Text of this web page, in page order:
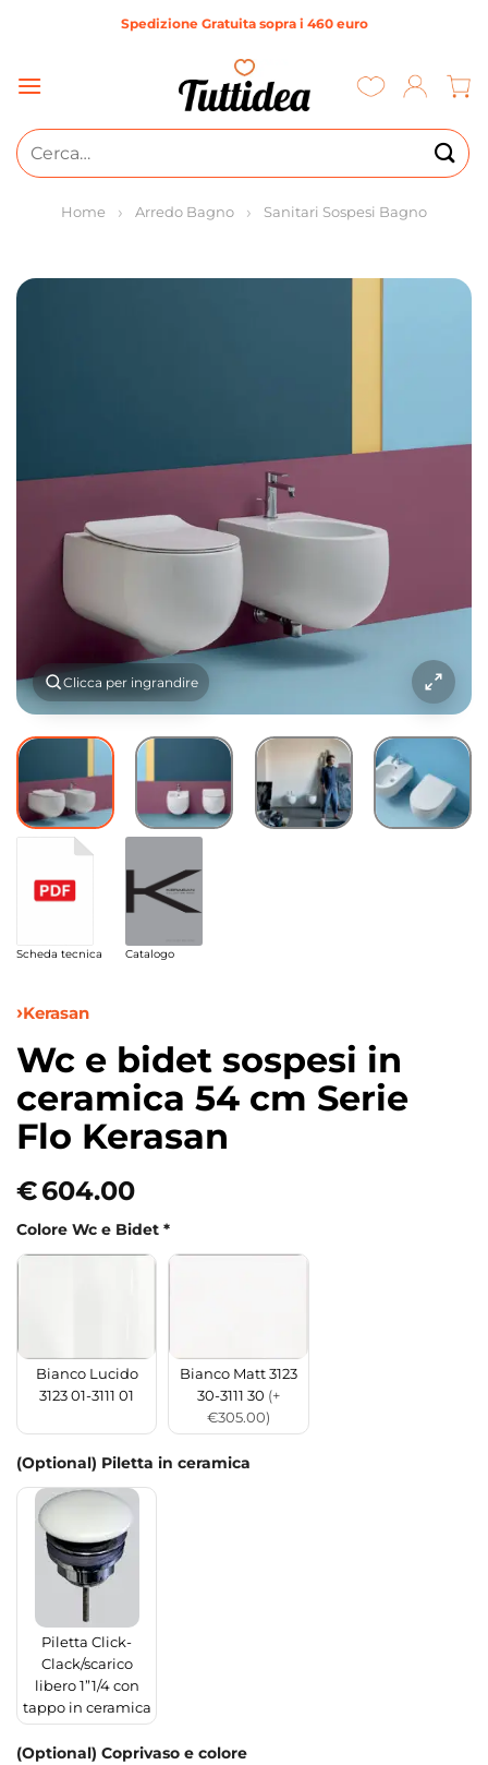
Spedizione Gratuita sopra i 460 euro
Cerca:
Home Arredo Bagno Sanitari Sospesi Bagno
Clicca per ingrandire
Scheda tecnica Catalogo
Kerasan
Wc e bidet sospesi in
ceramica 54 cm Serie
Flo Kerasan
€604.00
Colore Wc e Bidet *
Bianco Lucido
3123 01-3111 01
Bianco Matt 3123
30-3111 30 (+
€305.00)
(Optional) Piletta in ceramica
Piletta Click-
Clack/scarico
libero 1”1/4 con
tappo in ceramica
(Optional) Coprivaso e colore